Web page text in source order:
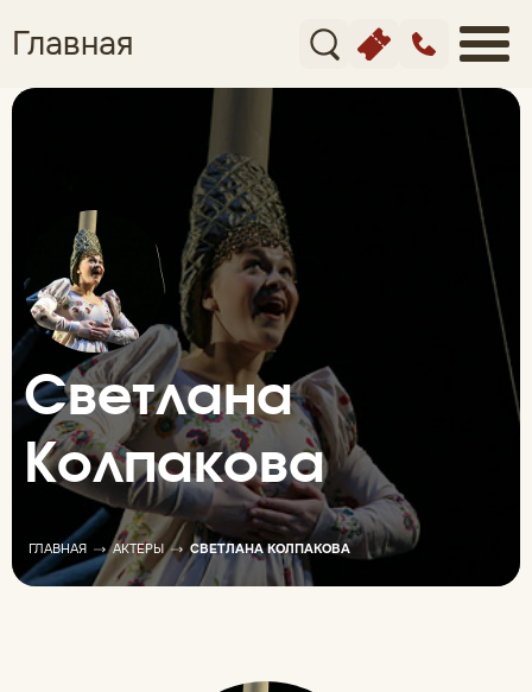
Главная
Светлана
Колпакова
ГЛАВНАЯ АКТЕРЫ СВЕТЛАНА КОЛПАКОВА